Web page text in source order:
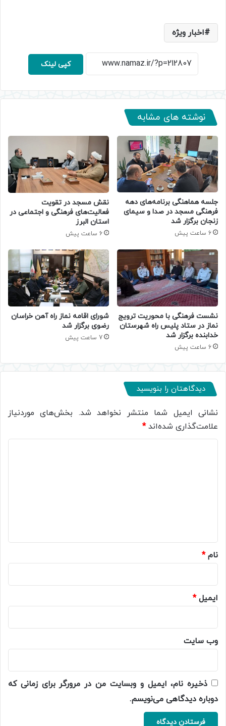
اخبار ویژه
کپی لینک
نوشته های مشابه
جلسه هماهنگی برنامه‌های دهه
فرهنگی مسجد در صدا و سیمای
زنجان برگزار شد
6 ساعت پیش
نقش مسجد در تقویت
فعالیت‌های فرهنگی و اجتماعی در
استان البرز
6 ساعت پیش
نشست فرهنگی با محوریت ترویج
نماز در ستاد پلیس راه شهرستان
خدابنده برگزار شد
6 ساعت پیش
شورای اقامه نماز راه آهن خراسان
رضوی برگزار شد
7 ساعت پیش
دیدگاهتان را بنویسید
نشانی ایمیل شما منتشر نخواهد شد. بخش‌های موردنیاز
علامت‌گذاری شده‌اند*
نام*
ایمیل*
وب‌ سایت
ذخیره نام، ایمیل و وبسایت من در مرورگر برای زمانی که
دوباره دیدگاهی می‌نویسم.